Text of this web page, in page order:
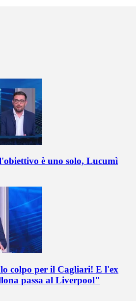
è uno solo, Lucumì
colpo per il Cagliari! E l'ex
passa al Liverpool"